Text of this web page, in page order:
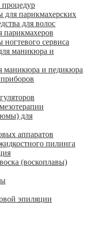
для парикмахерских
для волос
парикмахеров
сервиса
маникюра и
маникюра и педикюра
для
аппаратов
пилинга
(воскоплавы)
эпиляции